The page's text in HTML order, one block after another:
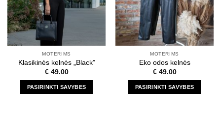
may
chosen
on
the
product
page
may
be
chosen
on
the
product
page
MOTERIMS
Klasikinės kelnės „Black”
€49.00
PASIRINKTI SAVYBES
MOTERIMS
Eko odos kelnės
€49.00
PASIRINKTI SAVYBES